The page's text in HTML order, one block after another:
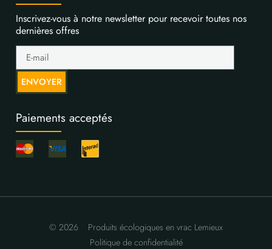
Inscrivez-vous à notre newsletter pour recevoir toutes nos
dernières offres
ENVOYER
Paiements acceptés
© 2026
Produits écologiques en vrac Lemieux
Politique de confidentialité